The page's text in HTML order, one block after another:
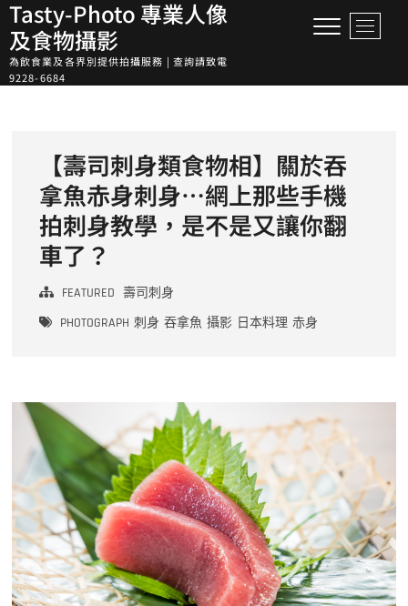
Skip
to
content
Tasty-Photo 專業人像
及食物攝影
為飲食業及各界別提供拍攝服務 | 查詢請致電
9228-6684
M
e
u
【壽司刺身類食物相】關於吞
拿魚赤身刺身…網上那些手機
拍刺身教學，是不是又讓你翻
車了？
FEATURED 壽司刺身
PHOTOGRAPH 刺身 吞拿魚 攝影 日本料理 赤身